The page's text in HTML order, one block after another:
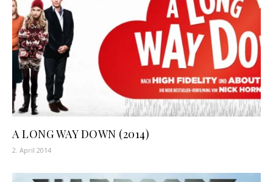
A LONG WAY DOWN (2014)
2. April 2014